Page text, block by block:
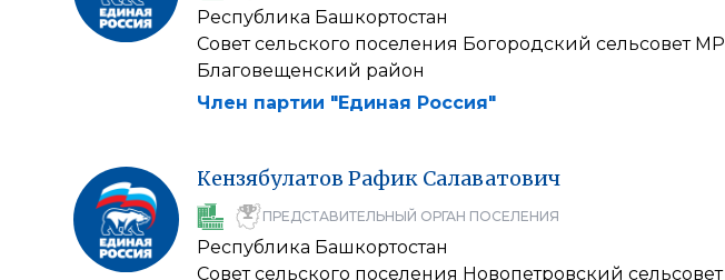
Республика Башкортостан
Совет сельского поселения Богородский сельсовет МР
Благовещенский район
Член партии "Единая Россия"
Кензябулатов Рафик Салаватович
ПРЕДСТАВИТЕЛЬНЫЙ ОРГАН ПОСЕЛЕНИЯ
Республика Башкортостан
Совет сельского поселения Новопетровский сельсовет